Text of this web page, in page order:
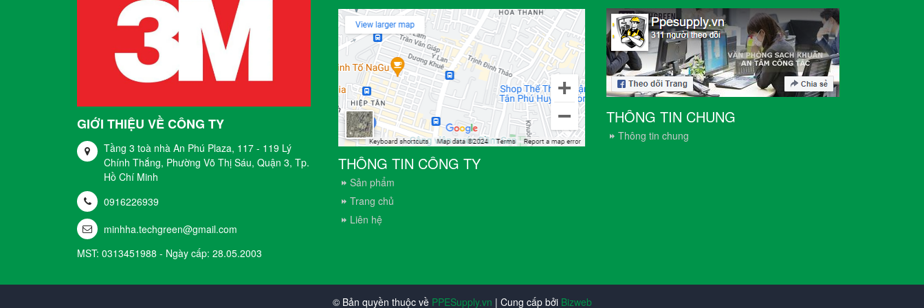
GIỚI THIỆU VỀ CÔNG TY
Tầng 3 toà nhà An Phú Plaza, 117 - 119 Lý
Chính Thắng, Phường Võ Thị Sáu, Quận 3, Tp.
Hồ Chí Minh
0916226939
minhha.techgreen@gmail.com
MST: 0313451988 - Ngày cấp: 28.05.2003
THÔNG TIN CÔNG TY
Sản phẩm
Trang chủ
Liên hệ
THÔNG TIN CHUNG
Thông tin chung
© Bản quyền thuộc về PPESupply.vn | Cung cấp bởi Bizweb